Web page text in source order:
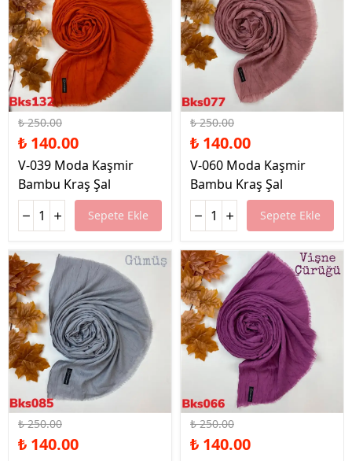
%44 İndirim
₺ 250.00
₺ 140.00
V-039 Moda Kaşmir
Bambu Kraş Şal
Sepete Ekle
%44 İndirim
₺ 250.00
₺ 140.00
V-060 Moda Kaşmir
Bambu Kraş Şal
Sepete Ekle
%44 İndirim
₺ 250.00
₺ 140.00
%44 İndirim
₺ 250.00
₺ 140.00